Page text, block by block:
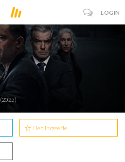
LOGIN
(2025)
Lieblingsserie